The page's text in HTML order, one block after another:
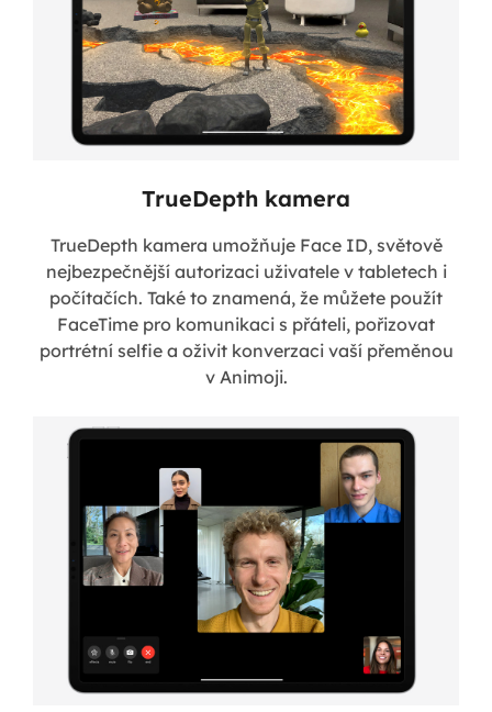
TrueDepth kamera
TrueDepth kamera umožňuje Face ID, světově
nejbezpečnější autorizaci uživatele v tabletech i
počítačích. Také to znamená, že můžete použít
FaceTime pro komunikaci s přáteli, pořizovat
portrétní selfie a oživit konverzaci vaší přeměnou
v Animoji.